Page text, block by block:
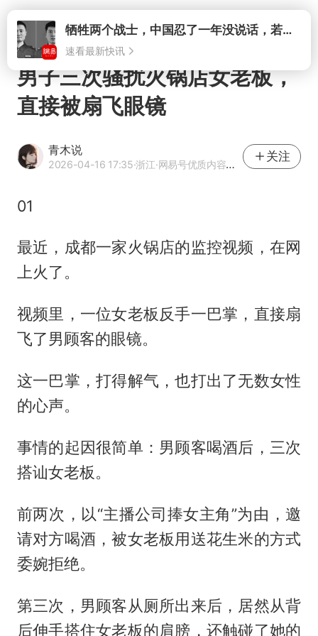
打开
男子三次骚扰火锅店女老板，
直接被扇飞眼镜
青木说
2026-04-16 17:35·浙江·网易号优质内容创作者
关注
01
最近，成都一家火锅店的监控视频，在网
上火了。
视频里，一位女老板反手一巴掌，直接扇
飞了男顾客的眼镜。
这一巴掌，打得解气，也打出了无数女性
的心声。
事情的起因很简单：男顾客喝酒后，三次
搭讪女老板。
前两次，以“主播公司捧女主角”为由，邀
请对方喝酒，被女老板用送花生米的方式
委婉拒绝。
第三次，男顾客从厕所出来后，居然从背
后伸手搭住女老板的肩膀，还触碰了她的